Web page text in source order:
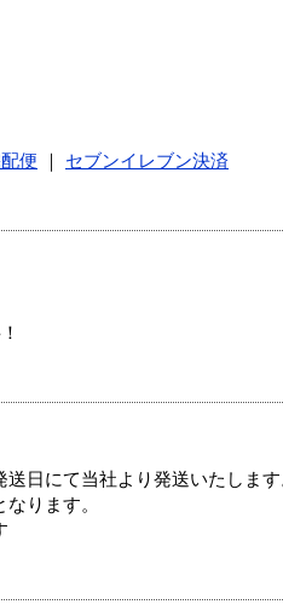
便
セブンイレブン決済
日にて当社より発送いたします
ります。